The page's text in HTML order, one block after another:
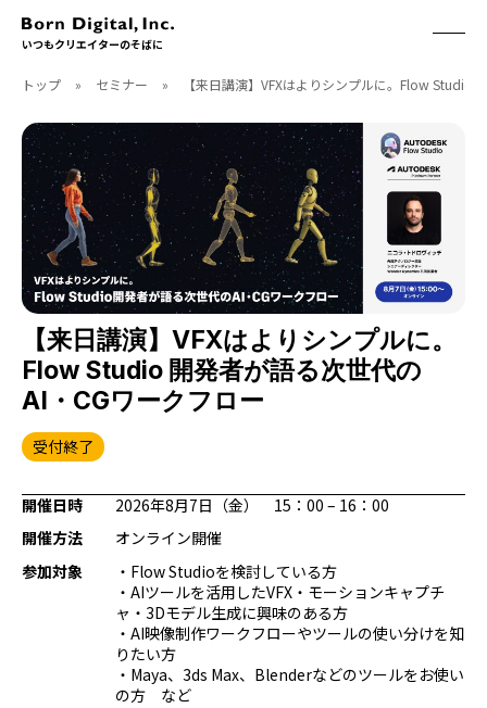
いつもクリエイターのそばに
ABOUT
CONTACT
RECRUIT
クリエイターズID
ACCESS
取扱製品
ソフトウェア
フォント
ハードウェア
ソフトウェアサポート
CGWORLD
月刊誌
別冊
CGWORLD.jp
BOOK
刊行順
アート/イラスト
プログラミング/ウェブ
ファッション/デザイン/他
SEMINAR
検定
トップ » セミナー » 【来日講演】VFXはよりシンプルに。Flow Studio
【来日講演】VFXはよりシンプルに。
Flow Studio 開発者が語る次世代の
AI・CGワークフロー
受付終了
開催日時
2026年8月7日（金） 15：00 – 16：00
開催方法
オンライン開催
参加対象
・Flow Studioを検討している方
・AIツールを活用したVFX・モーションキャプチ
ャ・3Dモデル生成に興味のある方
・AI映像制作ワークフローやツールの使い分けを知
りたい方
・Maya、3ds Max、Blenderなどのツールをお使い
の方 など